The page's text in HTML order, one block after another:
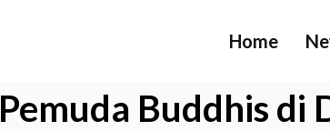
Home
Pemuda Buddhis di